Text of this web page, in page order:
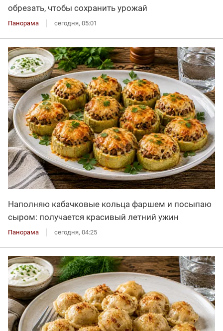
обрезать, чтобы сохранить урожай
Панорама сегодня, 05:01
Наполняю кабачковые кольца фаршем и посыпаю
сыром: получается красивый летний ужин
Панорама сегодня, 04:25